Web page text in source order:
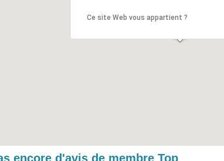
Ce site Web vous appartient ?
encore d'avis de membre Top